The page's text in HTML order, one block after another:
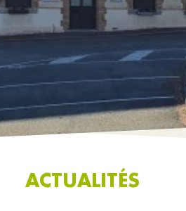
ACTUALITÉS